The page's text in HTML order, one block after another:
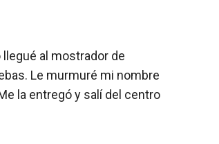
al mostrador de
Le murmuré mi nombre
la entregó y salí del centro